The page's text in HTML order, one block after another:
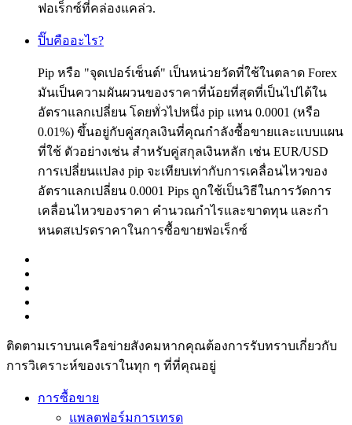
ฟอเร็กซ์ที่คล่องแคล่ว.
ปิ๊บคืออะไร?
Pip หรือ "จุดเปอร์เซ็นต์" เป็นหน่วยวัดที่ใช้ในตลาด Forex
มันเป็นความผันผวนของราคาที่น้อยที่สุดที่เป็นไปได้ใน
อัตราแลกเปลี่ยน โดยทั่วไปหนึ่ง pip แทน 0.0001 (หรือ
0.01%) ขึ้นอยู่กับคู่สกุลเงินที่คุณกำลังซื้อขายและแบบแผน
ที่ใช้ ตัวอย่างเช่น สำหรับคู่สกุลเงินหลัก เช่น EUR/USD
การเปลี่ยนแปลง pip จะเทียบเท่ากับการเคลื่อนไหวของ
อัตราแลกเปลี่ยน 0.0001 Pips ถูกใช้เป็นวิธีในการวัดการ
เคลื่อนไหวของราคา คำนวณกำไรและขาดทุน และกำ
หนดสเปรดราคาในการซื้อขายฟอเร็กซ์
ติดตามเราบนเครือข่ายสังคมหากคุณต้องการรับทราบเกี่ยวกับ
การวิเ­คราะห์ของเราในทุก ๆ ที่ที่คุณอยู่
การซื้อขาย
แพลตฟอร์มการเทรด